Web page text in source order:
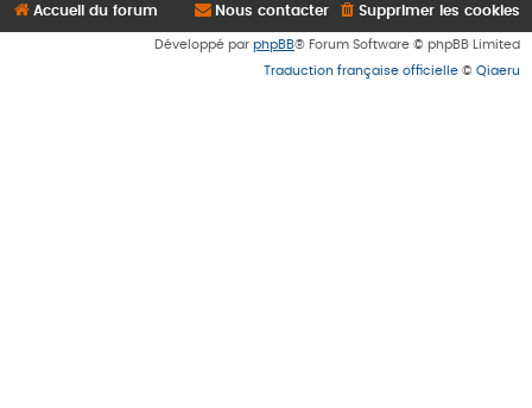
Accueil du forum Supprimer les cookies
Nous contacter
Développé par phpBB® Forum Software © phpBB Limited
Traduction française officielle © Qiaeru